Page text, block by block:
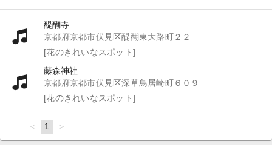
醍醐寺
京都府京都市伏見区醍醐東大路町２２
[花のきれいなスポット]
藤森神社
京都府京都市伏見区深草鳥居崎町６０９
[花のきれいなスポット]
page
You're
on
1 page